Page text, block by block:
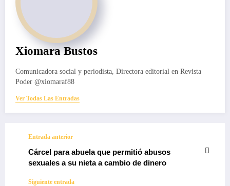
Xiomara Bustos
Comunicadora social y periodista, Directora editorial en Revista
Poder @xiomaraf88
Ver Todas Las Entradas
Entrada anterior
Cárcel para abuela que permitió abusos
sexuales a su nieta a cambio de dinero
Siguiente entrada